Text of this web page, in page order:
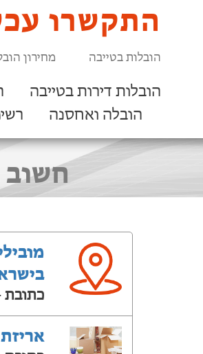
התקשרו
הובלות בטייבה מחירון
הובלות דירות בטייבה
הובלה ואחסנה
חשוב
כתובת